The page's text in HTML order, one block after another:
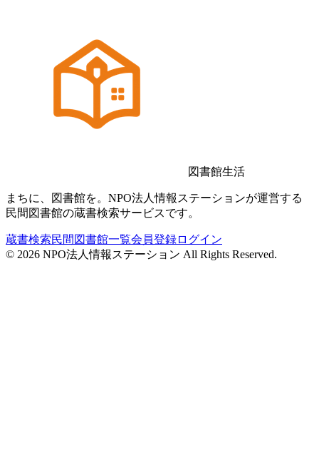
図書館生活
まちに、図書館を。NPO法人情報ステーションが運営する
民間図書館の蔵書検索サービスです。
蔵書検索民間図書館一覧会員登録ログイン
© 2026 NPO法人情報ステーション All Rights Reserved.